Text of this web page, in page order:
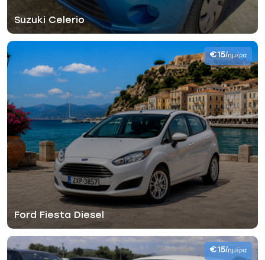
Suzuki Celerio
Ford Fiesta Diesel
€15/ημέρα
€15/ημέρα